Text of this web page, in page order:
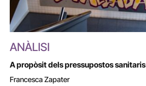
ANÀLISI
A propòsit dels pressupostos sanitaris
Francesca Zapater